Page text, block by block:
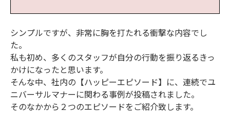
シンプルですが、非常に胸を打たれる衝撃な内容でし
た。
私も初め、多くのスタッフが自分の行動を振り返るきっ
かけになったと思います。
そんな中、社内の【ハッピーエピソード】に、連続でユ
ニバーサルマナーに関わる事例が投稿されました。
そのなかから２つのエピソードをご紹介致します。